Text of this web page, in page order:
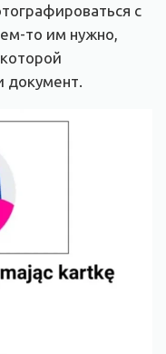
с
то им нужно,
документ.